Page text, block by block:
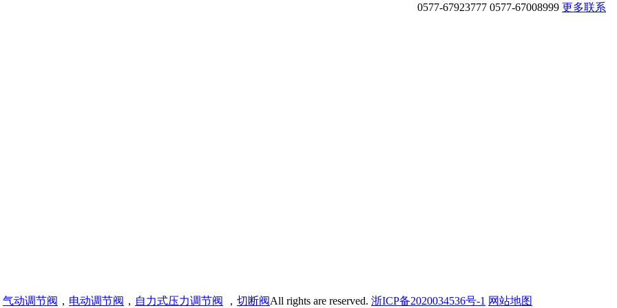
0577-67923777 0577-67008999 更多联系
气动调节阀 ， 电动调节阀 ， 自力式压力调节阀 ， 切断阀All rights are reserved. 浙ICP备2020034536号-1 网站地图